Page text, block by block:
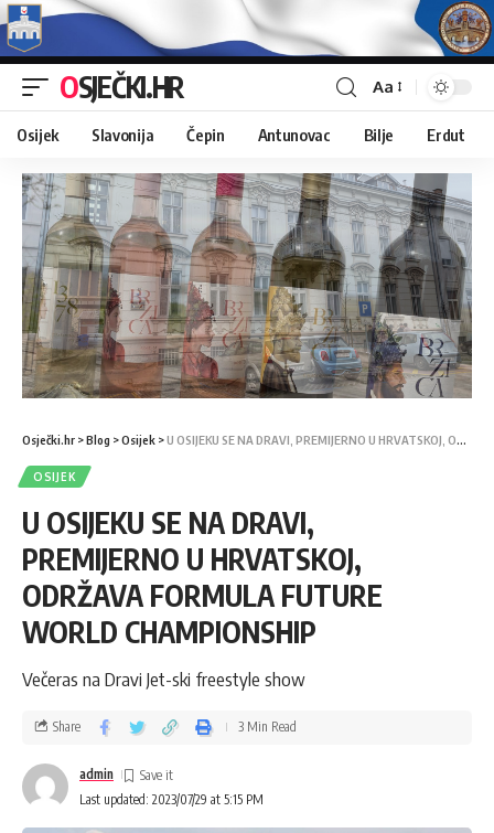
OSJEČKI.HR Aa
Osijek Slavonija Čepin Antunovac Bilje Erdut
Osječki.hr >Blog >Osijek >U OSIJEKU SE NA DRAVI, PREMIJERNO U HRVATSKOJ, ODRŽAVA FORMULA FUTURE WORLD CHAMPIONSHIP
OSIJEK
U OSIJEKU SE NA DRAVI,
PREMIJERNO U HRVATSKOJ,
ODRŽAVA FORMULA FUTURE
WORLD CHAMPIONSHIP
Večeras na Dravi Jet-ski freestyle show
Last updated: 2023/07/29 at 5:15 PM
admin
Share 3 Min Read